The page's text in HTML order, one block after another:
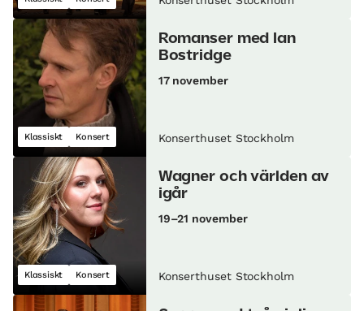
Klassiskt Konsert
Romanser med Ian
Bostridge
17 november
Konserthuset Stockholm
Klassiskt Konsert
Wagner och världen av
igår
19–21 november
Konserthuset Stockholm